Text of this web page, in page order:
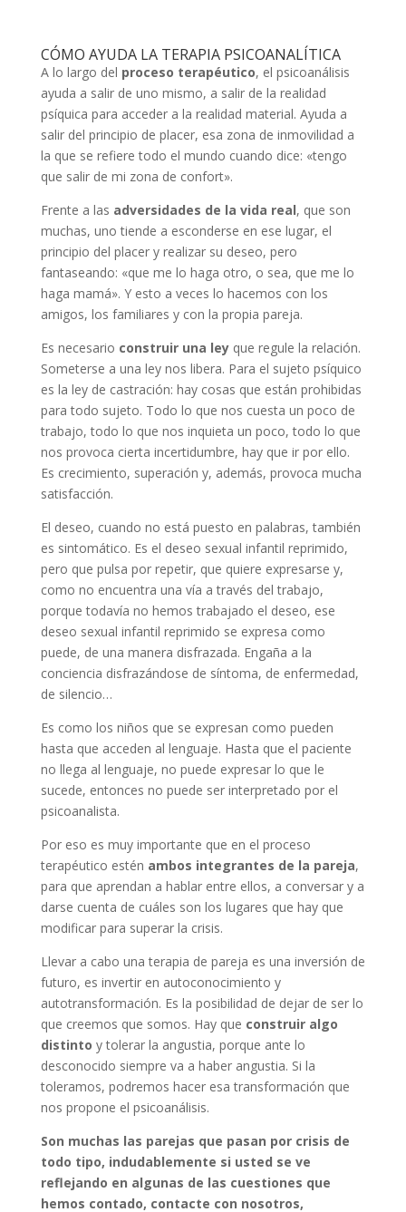
CÓMO AYUDA LA TERAPIA PSICOANALÍTICA
A lo largo del proceso terapéutico, el psicoanálisis
ayuda a salir de uno mismo, a salir de la realidad
psíquica para acceder a la realidad material. Ayuda a
salir del principio de placer, esa zona de inmovilidad a
la que se refiere todo el mundo cuando dice: «tengo
que salir de mi zona de confort».
Frente a las adversidades de la vida real, que son
muchas, uno tiende a esconderse en ese lugar, el
principio del placer y realizar su deseo, pero
fantaseando: «que me lo haga otro, o sea, que me lo
haga mamá». Y esto a veces lo hacemos con los
amigos, los familiares y con la propia pareja.
Es necesario construir una leyque regule la relación.
Someterse a una ley nos libera. Para el sujeto psíquico
es la ley de castración: hay cosas que están prohibidas
para todo sujeto. Todo lo que nos cuesta un poco de
trabajo, todo lo que nos inquieta un poco, todo lo que
nos provoca cierta incertidumbre, hay que ir por ello.
Es crecimiento, superación y, además, provoca mucha
satisfacción.
El deseo, cuando no está puesto en palabras, también
es sintomático. Es el deseo sexual infantil reprimido,
pero que pulsa por repetir, que quiere expresarse y,
como no encuentra una vía a través del trabajo,
porque todavía no hemos trabajado el deseo, ese
deseo sexual infantil reprimido se expresa como
puede, de una manera disfrazada. Engaña a la
conciencia disfrazándose de síntoma, de enfermedad,
de silencio…
Es como los niños que se expresan como pueden
hasta que acceden al lenguaje. Hasta que el paciente
no llega al lenguaje, no puede expresar lo que le
sucede, entonces no puede ser interpretado por el
psicoanalista.
Por eso es muy importante que en el proceso
terapéutico estén ambos integrantes de la pareja,
para que aprendan a hablar entre ellos, a conversar y a
darse cuenta de cuáles son los lugares que hay que
modificar para superar la crisis.
Llevar a cabo una terapia de pareja es una inversión de
futuro, es invertir en autoconocimiento y
autotransformación. Es la posibilidad de dejar de ser lo
que creemos que somos. Hay que construir algo
distinto y tolerar la angustia, porque ante lo
desconocido siempre va a haber angustia. Si la
toleramos, podremos hacer esa transformación que
nos propone el psicoanálisis.
Son muchas las parejas que pasan por crisis de
todo tipo, indudablemente si usted se ve
reflejando en algunas de las cuestiones que
hemos contado, contacte con nosotros,